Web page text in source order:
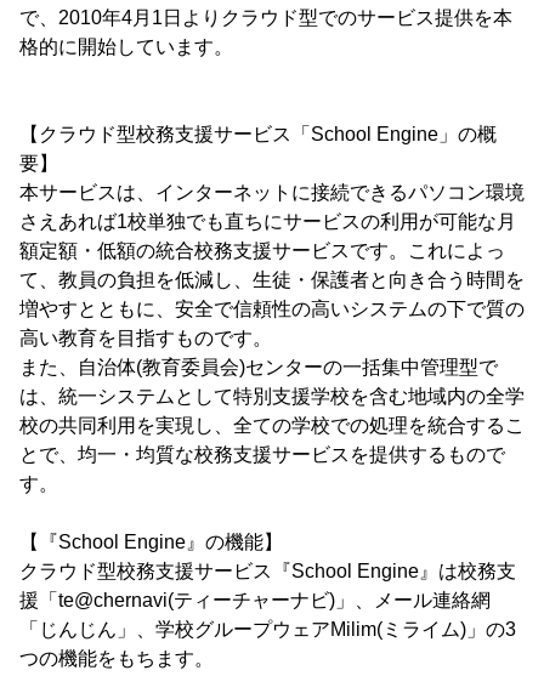
で、2010年4月1日よりクラウド型でのサービス提供を本
格的に開始しています。
【クラウド型校務支援サービス「School Engine」の概
要】
本サービスは、インターネットに接続できるパソコン環境
さえあれば1校単独でも直ちにサービスの利用が可能な月
額定額・低額の統合校務支援サービスです。これによっ
て、教員の負担を低減し、生徒・保護者と向き合う時間を
増やすとともに、安全で信頼性の高いシステムの下で質の
高い教育を目指すものです。
また、自治体(教育委員会)センターの一括集中管理型で
は、統一システムとして特別支援学校を含む地域内の全学
校の共同利用を実現し、全ての学校での処理を統合するこ
とで、均一・均質な校務支援サービスを提供するもので
す。
【『School Engine』の機能】
クラウド型校務支援サービス『School Engine』は校務支
援「te@chernavi(ティーチャーナビ)」、メール連絡網
「じんじん」、学校グループウェアMilim(ミライム)」の3
つの機能をもちます。